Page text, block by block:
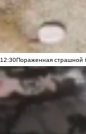
12:30Пораженная страшной